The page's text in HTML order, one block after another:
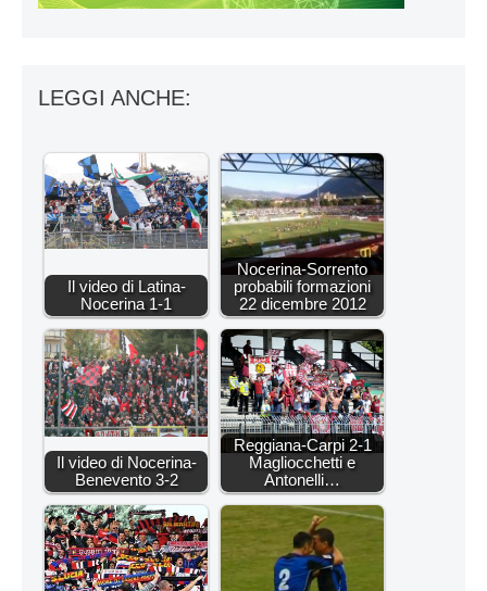
LEGGI ANCHE:
Il video di Latina-
Nocerina 1-1
Nocerina-Sorrento
probabili formazioni
22 dicembre 2012
Il video di Nocerina-
Benevento 3-2
Reggiana-Carpi 2-1
Magliocchetti e
Antonelli…